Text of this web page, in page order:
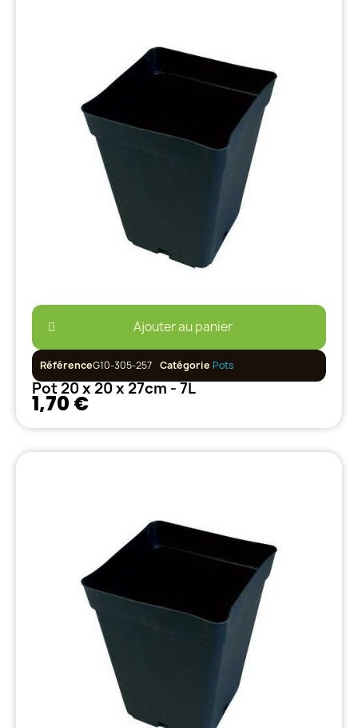
Ajouter au panier
RéférenceG10-305-257 Catégorie Pots
Pot 20 x 20 x 27cm - 7L
1,70 €